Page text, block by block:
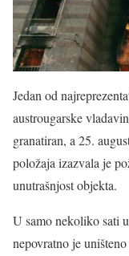
Jedan od
austrougarske
granatiran, a 25.
položaja izazvala je
unutrašnjost objekta.
U samo nekoliko sati
nepovratno je